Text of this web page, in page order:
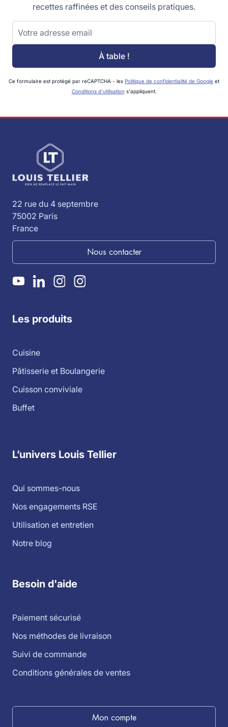
recettes raffinées et des conseils pratiques.
Adresse email
À table !
Ce formulaire est protégé par reCAPTCHA - les Politique de confidentialité de Google et
Conditions d'utilisation s'appliquent.
22 rue du 4 septembre
75002 Paris
France
Nous contacter
Les produits
Cuisine
Pâtisserie et Boulangerie
Cuisson conviviale
Buffet
L’univers Louis Tellier
Qui sommes-nous
Nos engagements RSE
Utilisation et entretien
Notre blog
Besoin d'aide
Paiement sécurisé
Nos méthodes de livraison
Suivi de commande
Conditions générales de ventes
Mon compte